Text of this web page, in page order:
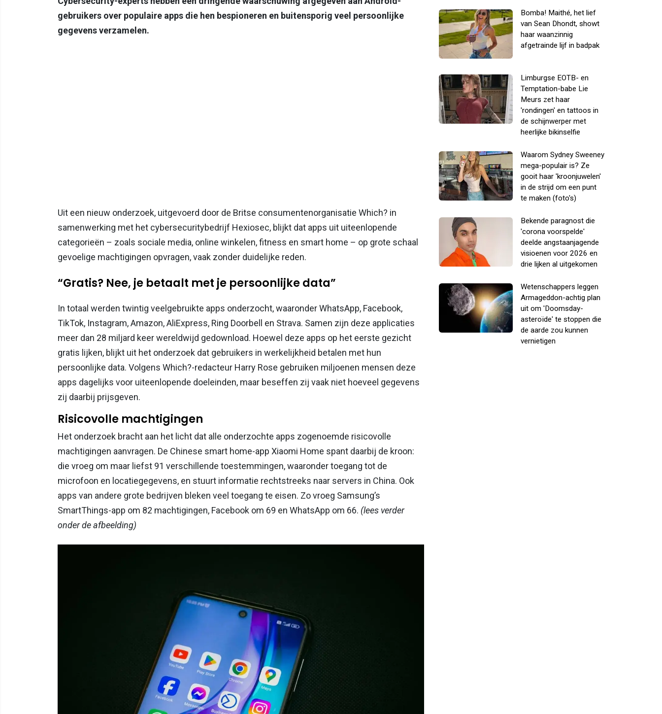
gebruikers over populaire apps die hen bespioneren en buitensporig veel persoonlijke
gegevens verzamelen.
Uit een nieuw onderzoek, uitgevoerd door de Britse consumentenorganisatie Which? in
samenwerking met het cybersecuritybedrijf Hexiosec, blijkt dat apps uit uiteenlopende
categorieën – zoals sociale media, online winkelen, fitness en smart home – op grote schaal
gevoelige machtigingen opvragen, vaak zonder duidelijke reden.
“Gratis? Nee, je betaalt met je persoonlijke data”
In totaal werden twintig veelgebruikte apps onderzocht, waaronder WhatsApp, Facebook,
TikTok, Instagram, Amazon, AliExpress, Ring Doorbell en Strava. Samen zijn deze applicaties
meer dan 28 miljard keer wereldwijd gedownload. Hoewel deze apps op het eerste gezicht
gratis lijken, blijkt uit het onderzoek dat gebruikers in werkelijkheid betalen met hun
persoonlijke data. Volgens Which?-redacteur Harry Rose gebruiken miljoenen mensen deze
apps dagelijks voor uiteenlopende doeleinden, maar beseffen zij vaak niet hoeveel gegevens
zij daarbij prijsgeven.
Risicovolle machtigingen
Het onderzoek bracht aan het licht dat alle onderzochte apps zogenoemde risicovolle
machtigingen aanvragen. De Chinese smart home-app Xiaomi Home spant daarbij de kroon:
die vroeg om maar liefst 91 verschillende toestemmingen, waaronder toegang tot de
microfoon en locatiegegevens, en stuurt informatie rechtstreeks naar servers in China. Ook
apps van andere grote bedrijven bleken veel toegang te eisen. Zo vroeg Samsung’s
SmartThings-app om 82 machtigingen, Facebook om 69 en WhatsApp om 66. (lees verder
onder de afbeelding)
Bomba! Maithé, het lief
van Sean Dhondt, showt
haar waanzinnig
afgetrainde lijf in badpak
Limburgse EOTB- en
Temptation-babe Lie
Meurs zet haar
'rondingen' en tattoos in
de schijnwerper met
heerlijke bikinselfie
Waarom Sydney Sweeney
mega-populair is? Ze
gooit haar 'kroonjuwelen'
in de strijd om een punt
te maken (foto's)
Bekende paragnost die
'corona voorspelde'
deelde angstaanjagende
visioenen voor 2026 en
drie lijken al uitgekomen
Wetenschappers leggen
Armageddon-achtig plan
uit om 'Doomsday-
asteroïde' te stoppen die
de aarde zou kunnen
vernietigen